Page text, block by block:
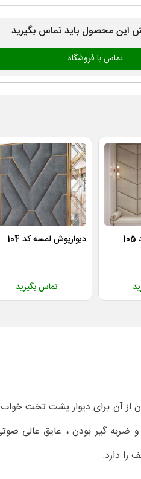
این محصول باید تماس بگیرید
تماس با فروشگاه
دیوارپوش لمسه کد 104
تماس بگیرید
آن برای دیوار پشت تخت خواب
گیر بودن ، عایق عالی
را دارد.